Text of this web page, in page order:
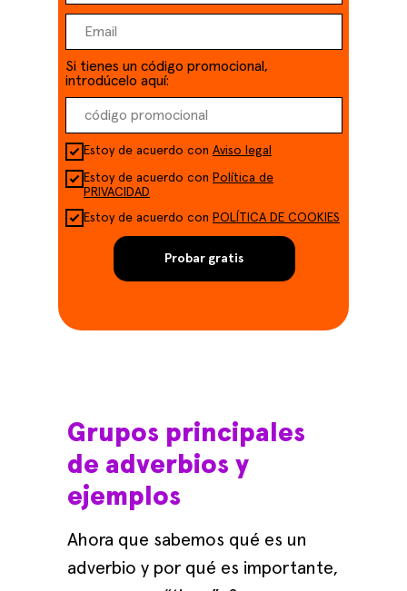
Si tienes un código promocional,
introdúcelo aquí:
Estoy de acuerdo con Aviso legal
Estoy de acuerdo con Política de
PRIVACIDAD
Estoy de acuerdo con POLÍTICA DE COOKIES
Probar gratis
Ahora que sabemos qué es un
adverbio y por qué es importante,
Grupos principales
de adverbios y
ejemplos